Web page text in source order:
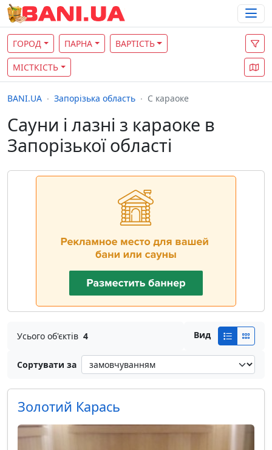
ГОРОД ПАРНА ВАРТІСТЬ
МІСТКІСТЬ
BANI.UA Запорізька область С караоке
Сауни і лазні з караоке в
Запорізької області
Усього об'єктів 4 Вид
Сортувати за
Золотий Карась